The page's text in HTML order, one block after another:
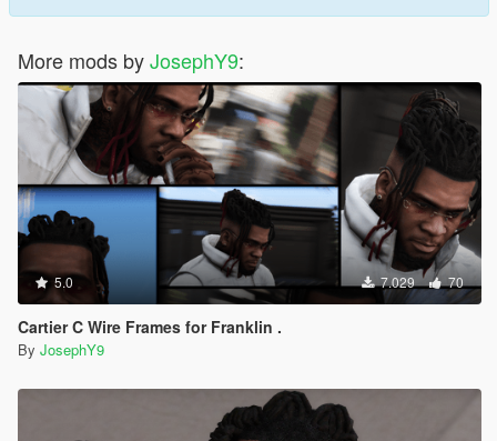
More mods byJosephY9:
5.0 7.029 70
Cartier C Wire Frames for Franklin .
By JosephY9